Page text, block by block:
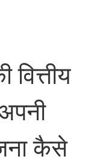
वित्तीय
कैसे